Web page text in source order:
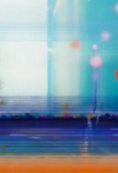
μύθοι του καιρού
– 4 Μ.Μ. Για
Ανώτερη
1 & Όθωνος